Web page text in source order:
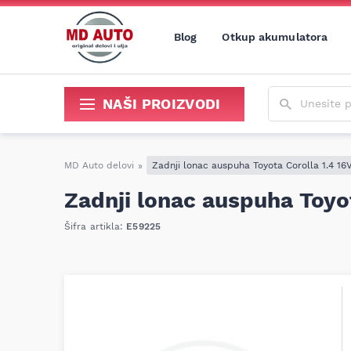
Blog Otkup akumulatora
NAŠI PROIZVODI
MD Auto delovi » Zadnji lonac auspuha Toyota Corolla 1.4
Zadnji lonac auspuha
Šifra artikla: E59225